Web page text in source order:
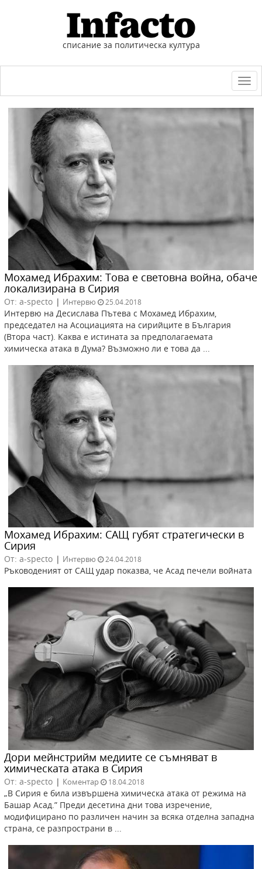
списание за политическа култура
Мохамед Ибрахим: Това е световна война, обаче
локализирана в Сирия
От: a-specto | Интервю 25.04.2018
Интервю на Десислава Пътева с Мохамед Ибрахим,
председател на Асоциацията на сирийците в България
(Втора част). Каква е истината за предполагаемата
химическа атака в Дума? Възможно ли е това да ...
Мохамед Ибрахим: САЩ губят стратегически в
Сирия
От: a-specto | Интервю 24.04.2018
Ръководеният от САЩ удар показва, че Асад печели войната
Дори мейнстрийм медиите се съмняват в
химическата атака в Сирия
От: a-specto | Коментар 18.04.2018
„В Сирия е била извършена химическа атака от режима на
Башар Асад.” Преди десетина дни това изречение,
модифицирано по различен начин за всяка отделна западна
страна, се разпространи в ...